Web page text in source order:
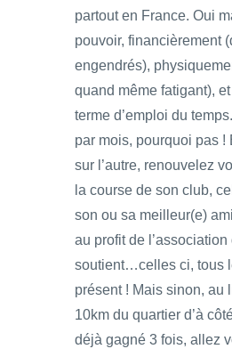
partout en France. Oui
pouvoir, financièrement
engendrés),
quand même fatigant),
terme d’emploi du
par mois, pourquoi pas !
sur l’autre, renouvelez
la course de son club,
son ou sa meilleur(e)
au profit de l’association
soutient…celles ci, tous
présent ! Mais sinon, au
10km du quartier d’à
déjà gagné 3 fois, allez